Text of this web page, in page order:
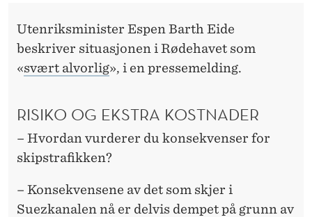
Utenriksminister Espen Barth Eide
beskriver situasjonen i Rødehavet som
«svært alvorlig», i en pressemelding.
RISIKO OG EKSTRA KOSTNADER
– Hvordan vurderer du konsekvenser for
skipstrafikken?
– Konsekvensene av det som skjer i
Suezkanalen nå er delvis dempet på grunn av